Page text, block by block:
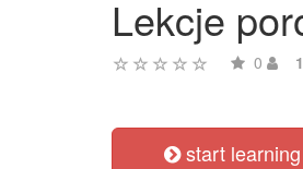
Lekcje
0
start learning